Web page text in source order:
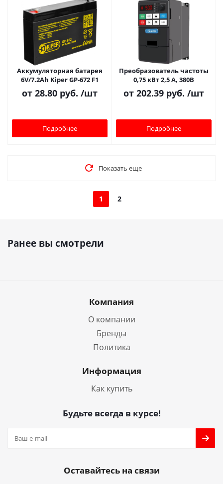
Аккумуляторная батарея
6V/7.2Ah Kiper GP-672 F1
от 28.80 руб. /шт
Подробнее
Преобразователь частоты
0,75 кВт 2,5 А, 380В
от 202.39 руб. /шт
Подробнее
Показать еще
1 2
Ранее вы смотрели
Компания
О компании
Бренды
Политика
Информация
Как купить
Будьте всегда в курсе!
Оставайтесь на связи